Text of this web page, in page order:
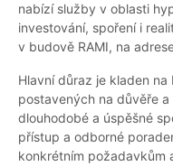
nabízí služby v oblasti
investování, spoření i
v budově RAMI, na
Hlavní důraz je kladen
postavených na důvěře
dlouhodobé a úspěšné
přístup a odborné
konkrétním požadavkům